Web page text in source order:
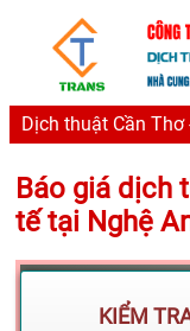
Dịch thuật Cần Thơ
Báo giá dịch
tế tại Nghệ
KIỂM